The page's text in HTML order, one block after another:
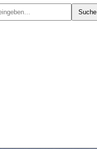
Suche